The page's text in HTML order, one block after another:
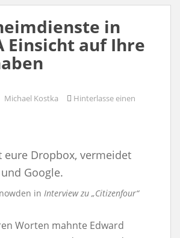
in
Einsicht auf Ihre
Michael Kostka
Hinterlasse einen
eure Dropbox, vermeidet
Google.
in Interview zu „Citizenfour“
Worten mahnte Edward